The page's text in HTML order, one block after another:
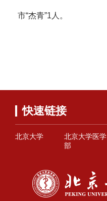
市“杰青”1人。
快速链接
北京大学
北京大学医学
部